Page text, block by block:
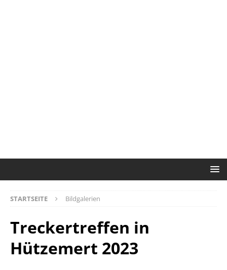
STARTSEITE Bildgalerien
Treckertreffen in
Hützemert 2023